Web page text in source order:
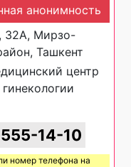
анонимность
32А, Мирзо-
Ташкент
центр
14-10
номер телефона на